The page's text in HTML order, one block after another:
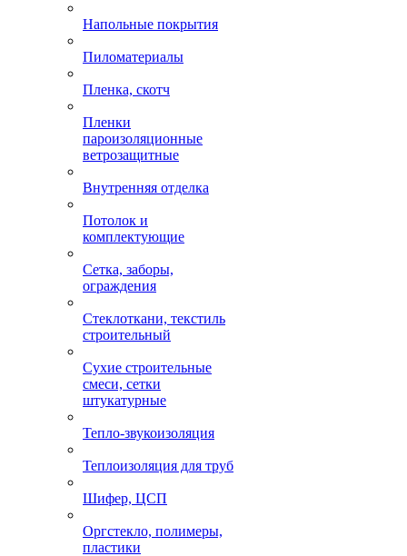
Напольные покрытия
Пиломатериалы
Пленка, скотч
Пленки
пароизоляционные
ветрозащитные
Внутренняя отделка
Потолок и
комплектующие
Сетка, заборы,
ограждения
Стеклоткани, текстиль
строительный
Сухие строительные
смеси, сетки
штукатурные
Тепло-звукоизоляция
Теплоизоляция для труб
Шифер, ЦСП
Оргстекло, полимеры,
пластики